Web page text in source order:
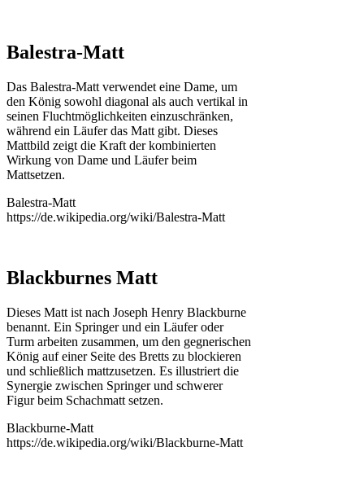
Balestra-Matt
Das Balestra-Matt verwendet eine Dame, um
den König sowohl diagonal als auch vertikal in
seinen Fluchtmöglichkeiten einzuschränken,
während ein Läufer das Matt gibt. Dieses
Mattbild zeigt die Kraft der kombinierten
Wirkung von Dame und Läufer beim
Mattsetzen.
Balestra-Matt
https://de.wikipedia.org/wiki/Balestra-Matt
Blackburnes Matt
Dieses Matt ist nach Joseph Henry Blackburne
benannt. Ein Springer und ein Läufer oder
Turm arbeiten zusammen, um den gegnerischen
König auf einer Seite des Bretts zu blockieren
und schließlich mattzusetzen. Es illustriert die
Synergie zwischen Springer und schwerer
Figur beim Schachmatt setzen.
Blackburne-Matt
https://de.wikipedia.org/wiki/Blackburne-Matt